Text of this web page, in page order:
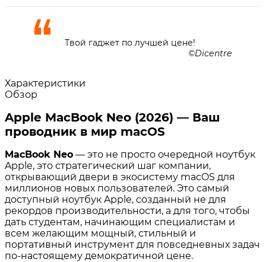
Твой гаджет по лучшей цене!
Dicentre
Характеристики
Обзор
Apple MacBook Neo (2026) — Ваш
проводник в мир macOS
MacBook Neo — это не просто очередной ноутбук
Apple, это стратегический шаг компании,
открывающий двери в экосистему macOS для
миллионов новых пользователей. Это самый
доступный ноутбук Apple, созданный не для
рекордов производительности, а для того, чтобы
дать студентам, начинающим специалистам и
всем желающим мощный, стильный и
портативный инструмент для повседневных задач
по-настоящему демократичной цене.